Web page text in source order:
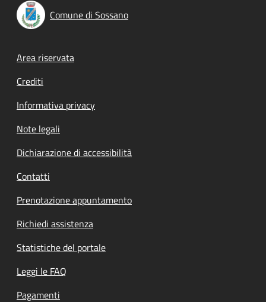
Comune di Sossano
Footer menu
Area riservata
Crediti
Informativa privacy
Note legali
Dichiarazione di accessibilità
Contatti
Prenotazione appuntamento
Richiedi assistenza
Statistiche del portale
Leggi le FAQ
Pagamenti